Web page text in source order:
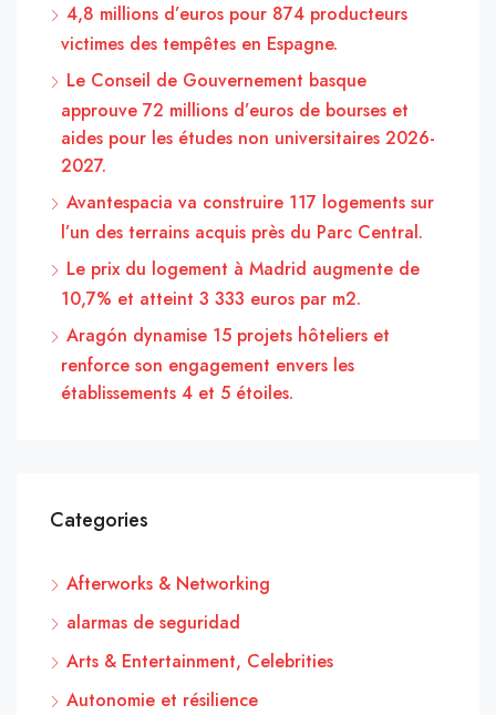
4,8 millions d’euros pour 874 producteurs
victimes des tempêtes en Espagne.
Le Conseil de Gouvernement basque
approuve 72 millions d’euros de bourses et
aides pour les études non universitaires 2026-
2027.
Avantespacia va construire 117 logements sur
l’un des terrains acquis près du Parc Central.
Le prix du logement à Madrid augmente de
10,7% et atteint 3 333 euros par m2.
Aragón dynamise 15 projets hôteliers et
renforce son engagement envers les
établissements 4 et 5 étoiles.
Categories
Afterworks & Networking
alarmas de seguridad
Arts & Entertainment, Celebrities
Autonomie et résilience